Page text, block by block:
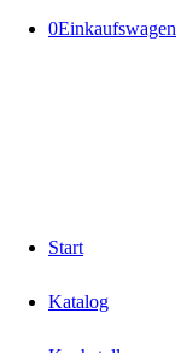
0Einkaufswagen
Start
Katalog